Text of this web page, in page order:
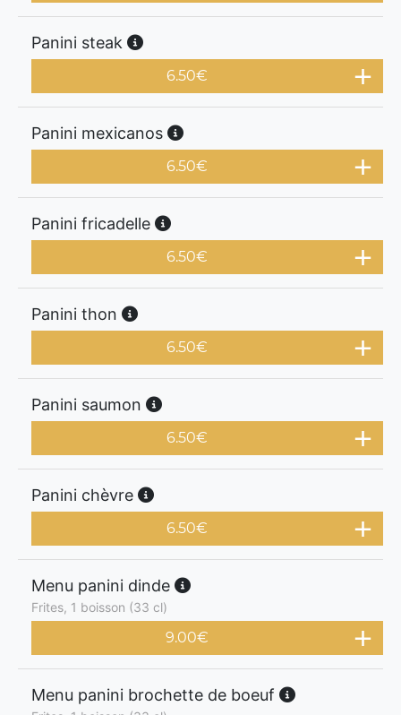
Panini steak
6.50€
Panini mexicanos
6.50€
Panini fricadelle
6.50€
Panini thon
6.50€
Panini saumon
6.50€
Panini chèvre
6.50€
Menu panini dinde
Frites, 1 boisson (33 cl)
9.00€
Menu panini brochette de boeuf